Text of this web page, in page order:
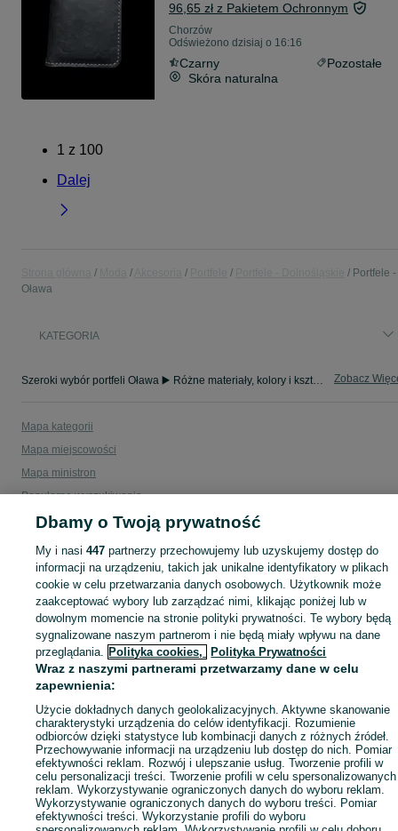
96,65 zł z Pakietem Ochronnym
Chorzów
Odświeżono dzisiaj o 16:16
Czarny
Pozostałe
Skóra naturalna
1 z 100
Dalej
Portfele -
Oława
KATEGORIA
Szeroki wybór portfeli Oława ▶️ Różne materiały, kolory i kształty ✅ Nowe i używane w atrakcyjnych cenach ✌ Sprawdź oferty na OLX.pl! Zobacz
Mapa kategorii
Mapa miejscowości
Mapa ministron
Popularne wyszukiwania
Dbamy o Twoją prywatność
My i nasi447 partnerzy przechowujemy lub uzyskujemy dostęp do
informacji na urządzeniu, takich jak unikalne identyfikatory w plikach
cookie w celu przetwarzania danych osobowych. Użytkownik może
zaakceptować wybory lub zarządzać nimi, klikając poniżej lub w
dowolnym momencie na stronie polityki prywatności. Te wybory będą
sygnalizowane naszym partnerom i nie będą miały wpływu na dane
przeglądania. Polityka cookies, Polityka Prywatności
Wraz z naszymi partnerami przetwarzamy dane w celu
zapewnienia:
Użycie dokładnych danych geolokalizacyjnych. Aktywne skanowanie
charakterystyki urządzenia do celów identyfikacji. Rozumienie
odbiorców dzięki statystyce lub kombinacji danych z różnych źródeł.
Przechowywanie informacji na urządzeniu lub dostęp do nich. Pomiar
efektywności reklam. Rozwój i ulepszanie usług. Tworzenie profili w
celu personalizacji treści. Tworzenie profili w celu spersonalizowanych
reklam. Wykorzystywanie ograniczonych danych do wyboru reklam.
Wykorzystywanie ograniczonych danych do wyboru treści. Pomiar
efektywności treści. Wykorzystanie profili do wyboru